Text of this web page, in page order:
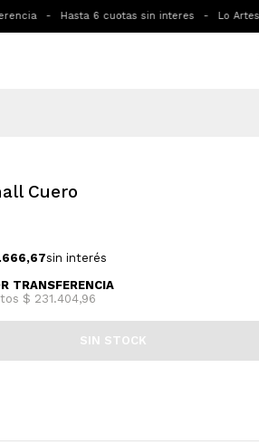
- Hasta 6 cuotas sin interes - Lo
Cuero